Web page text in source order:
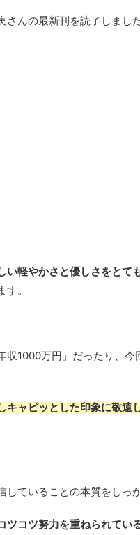
んの最新刊を読了しました
い軽やかさと優しさをとて
。
1000万円」だったり、今
キャピッとした印象に敬遠
ていることの本質をしっ
ツコツ努力を重ねられてい